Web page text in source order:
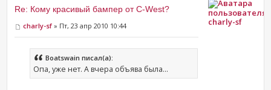
Re: Кому красивый бампер от C-West?
charly-sf » Пт, 23 апр 2010 10:44
Boatswain писал(а):
Опа, уже нет. А вчера объява была...
charly-sf